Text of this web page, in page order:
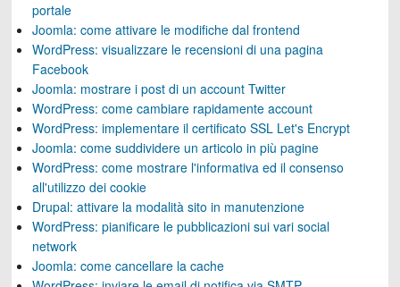
portale
Joomla: come attivare le modifiche dal frontend
WordPress: visualizzare le recensioni di una pagina
Facebook
Joomla: mostrare i post di un account Twitter
WordPress: come cambiare rapidamente account
WordPress: implementare il certificato SSL Let's Encrypt
Joomla: come suddividere un articolo in più pagine
WordPress: come mostrare l'informativa ed il consenso
all'utilizzo dei cookie
Drupal: attivare la modalità sito in manutenzione
WordPress: pianificare le pubblicazioni sui vari social
network
Joomla: come cancellare la cache